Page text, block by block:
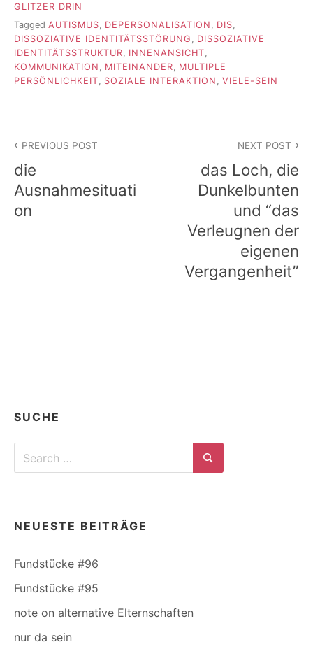
GLITZER DRIN
Tagged AUTISMUS, DEPERSONALISATION , DIS,
DISSOZIATIVE IDENTITÄTSSTÖRUNG , DISSOZIATIVE
IDENTITÄTSSTRUKTUR, INNENANSICHT,
KOMMUNIKATION , MITEINANDER, MULTIPLE
PERSÖNLICHKEIT, SOZIALE INTERAKTION , VIELE-SEIN
PREVIOUS POST
die
Ausnahmesituati
on
NEXT POST
das Loch, die
Dunkelbunten
und “das
Verleugnen der
eigenen
Vergangenheit”
SUCHE
Search
for:
Search
NEUESTE BEITRÄGE
Fundstücke #96
Fundstücke #95
note on alternative Elternschaften
nur da sein